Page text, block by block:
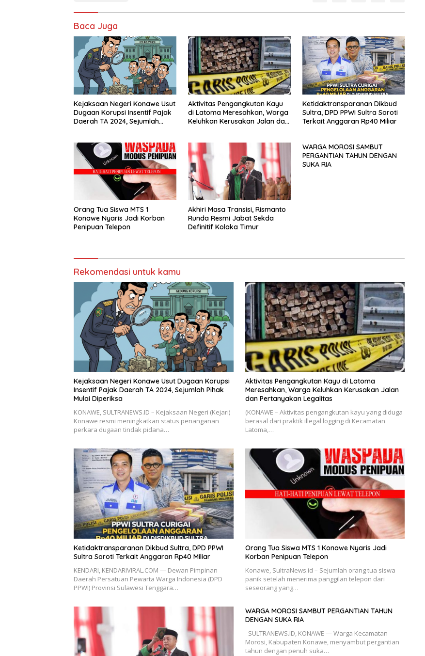
Baca Juga
Kejaksaan Negeri Konawe Usut
Dugaan Korupsi Insentif Pajak
Daerah TA 2024, Sejumlah
Aktivitas Pengangkutan Kayu
di Latoma Meresahkan, Warga
Keluhkan Kerusakan Jalan dan
Ketidaktransparanan Dikbud
Sultra, DPD PPWI Sultra Soroti
Terkait Anggaran Rp40 Miliar
Orang Tua Siswa MTS 1
Konawe Nyaris Jadi Korban
Penipuan Telepon
Akhiri Masa Transisi, Rismanto
Runda Resmi Jabat Sekda
Definitif Kolaka Timur
WARGA MOROSI SAMBUT
PERGANTIAN TAHUN DENGAN
SUKA RIA
Rekomendasi untuk kamu
Kejaksaan Negeri Konawe Usut Dugaan Korupsi
Insentif Pajak Daerah TA 2024, Sejumlah Pihak
Mulai Diperiksa
KONAWE, SULTRANEWS.ID – Kejaksaan Negeri (Kejari)
Konawe resmi meningkatkan status penanganan
perkara dugaan tindak pidana…
Aktivitas Pengangkutan Kayu di Latoma
Meresahkan, Warga Keluhkan Kerusakan Jalan
dan Pertanyakan Legalitas
(KONAWE – Aktivitas pengangkutan kayu yang diduga
berasal dari praktik illegal logging di Kecamatan
Latoma,…
Ketidaktransparanan Dikbud Sultra, DPD PPWI
Sultra Soroti Terkait Anggaran Rp40 Miliar
KENDARI, KENDARIVIRAL.COM — Dewan Pimpinan
Daerah Persatuan Pewarta Warga Indonesia (DPD
PPWI) Provinsi Sulawesi Tenggara…
Orang Tua Siswa MTS 1 Konawe Nyaris Jadi
Korban Penipuan Telepon
Konawe, SultraNews.id – Sejumlah orang tua siswa
panik setelah menerima panggilan telepon dari
seseorang yang…
WARGA MOROSI SAMBUT PERGANTIAN TAHUN
DENGAN SUKA RIA
SULTRANEWS.ID, KONAWE — Warga Kecamatan
Morosi, Kabupaten Konawe, menyambut pergantian
tahun dengan penuh suka…